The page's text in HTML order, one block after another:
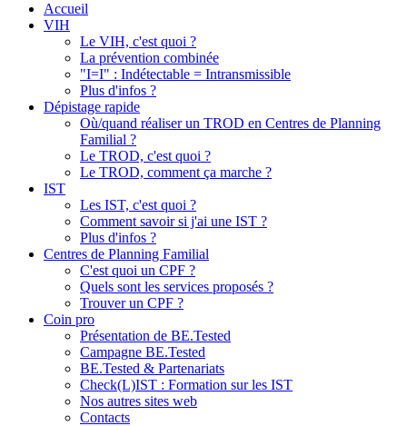
Accueil
VIH
Le VIH, c'est quoi ?
La prévention combinée
"I=I" : Indétectable = Intransmissible
Plus d'infos ?
Dépistage rapide
Où/quand réaliser un TROD en Centres de Planning
Familial ?
Le TROD, c'est quoi ?
Le TROD, comment ça marche ?
IST
Les IST, c'est quoi ?
Comment savoir si j'ai une IST ?
Plus d'infos ?
Centres de Planning Familial
C'est quoi un CPF ?
Quels sont les services proposés ?
Trouver un CPF ?
Coin pro
Présentation de BE.Tested
Campagne BE.Tested
BE.Tested & Partenariats
Check(L)IST : Formation sur les IST
Nos autres sites web
Contacts